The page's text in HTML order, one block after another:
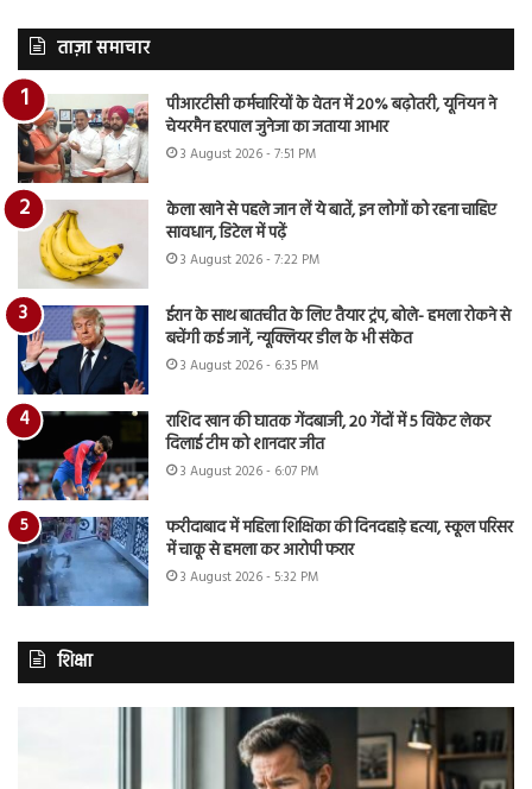
ताज़ा समाचार
पीआरटीसी कर्मचारियों के वेतन में 20% बढ़ोतरी, यूनियन ने
चेयरमैन हरपाल जुनेजा का जताया आभार
3 August 2026 - 7:51 PM
केला खाने से पहले जान लें ये बातें, इन लोगों को रहना चाहिए
सावधान, डिटेल में पढ़ें
3 August 2026 - 7:22 PM
ईरान के साथ बातचीत के लिए तैयार ट्रंप, बोले- हमला रोकने से
बचेंगी कई जानें, न्यूक्लियर डील के भी संकेत
3 August 2026 - 6:35 PM
राशिद खान की घातक गेंदबाजी, 20 गेंदों में 5 विकेट लेकर
दिलाई टीम को शानदार जीत
3 August 2026 - 6:07 PM
फरीदाबाद में महिला शिक्षिका की दिनदहाड़े हत्या, स्कूल परिसर
में चाकू से हमला कर आरोपी फरार
3 August 2026 - 5:32 PM
शिक्षा